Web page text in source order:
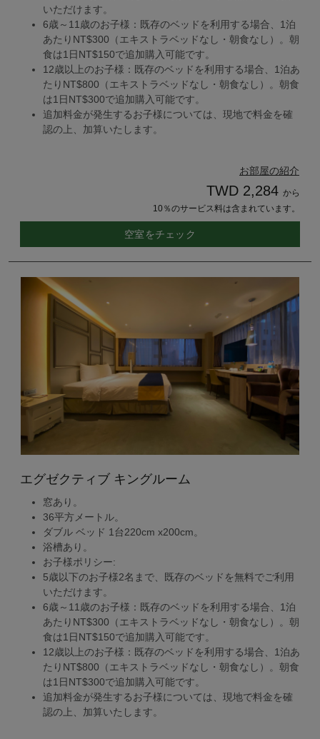
いただけます。
6歳～11歳のお子様：既存のベッドを利用する場合、1泊
あたりNT$300（エキストラベッドなし・朝食なし）。朝
食は1日NT$150で追加購入可能です。
12歳以上のお子様：既存のベッドを利用する場合、1泊あ
たりNT$800（エキストラベッドなし・朝食なし）。朝食
は1日NT$300で追加購入可能です。
追加料金が発生するお子様については、現地で料金を確
認の上、加算いたします。
お部屋の紹介
TWD 2,284 から
10％のサービス料は含まれています。
空室をチェック
エグゼクティブ キングルーム
窓あり。
36平方メートル。
ダブル ベッド 1台220cm x200cm。
浴槽あり。
お子様ポリシー:
5歳以下のお子様2名まで、既存のベッドを無料でご利用
いただけます。
6歳～11歳のお子様：既存のベッドを利用する場合、1泊
あたりNT$300（エキストラベッドなし・朝食なし）。朝
食は1日NT$150で追加購入可能です。
12歳以上のお子様：既存のベッドを利用する場合、1泊あ
たりNT$800（エキストラベッドなし・朝食なし）。朝食
は1日NT$300で追加購入可能です。
追加料金が発生するお子様については、現地で料金を確
認の上、加算いたします。